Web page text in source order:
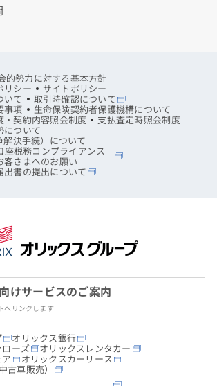
的勢力に対する基本方針
リシー サイトポリシー
いて 取引時確認について
事項 生命保険契約者保護機構について
・契約内容照会制度 支払査定時照会制度
について
解決手続）について
座税務コンプライアンス
客さまへのお願い
出書の提出について
けサービスのご案内
へリンクします
オリックス銀行
ーズ オリックスレンタカー
オリックスカーリース
古車販売）